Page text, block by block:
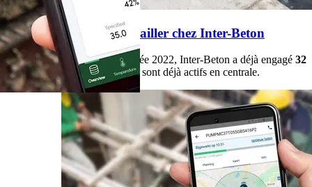
Commencer à travailler chez Inter-Beton
Depuis le début de l'année 2022, Inter-Beton a déjà engagé 32
collaborateurs
donc 23 sont déjà actifs en centrale.